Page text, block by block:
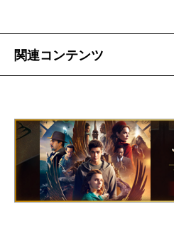
った。
まで深く切り込んだ内容が問
ている。このシリーズはそれ
ありながらもおそろしくアグ
舞台は、私たちの知る英国
関連コンテンツ